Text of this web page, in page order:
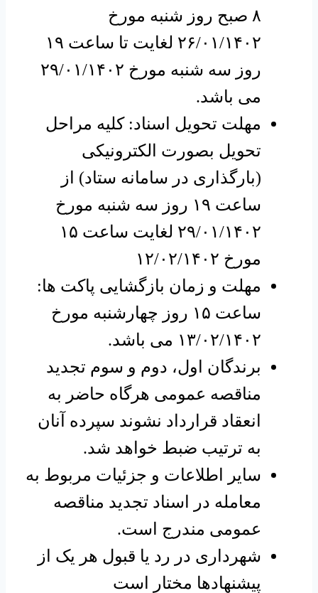
۸ صبح روز شنبه مورخ
۲۶/۰۱/۱۴۰۲ لغایت تا ساعت ۱۹
روز سه شنبه مورخ ۲۹/۰۱/۱۴۰۲
می باشد.
مهلت تحویل اسناد: کلیه مراحل
تحویل بصورت الکترونیکی
(بارگذاری در سامانه ستاد) از
ساعت ۱۹ روز سه شنبه مورخ
۲۹/۰۱/۱۴۰۲ لغایت ساعت ۱۵
مورخ ۱۲/۰۲/۱۴۰۲
مهلت و زمان بازگشایی پاکت ها:
ساعت ۱۵ روز چهارشنبه مورخ
۱۳/۰۲/۱۴۰۲ می باشد.
برندگان اول، دوم و سوم تجدید
مناقصه عمومی هرگاه حاضر به
انعقاد قرارداد نشوند سپرده آنان
به ترتیب ضبط خواهد شد.
سایر اطلاعات و جزئیات مربوط به
معامله در اسناد تجدید مناقصه
عمومی مندرج است.
شهرداری در رد یا قبول هر یک از
پیشنهادها مختار است